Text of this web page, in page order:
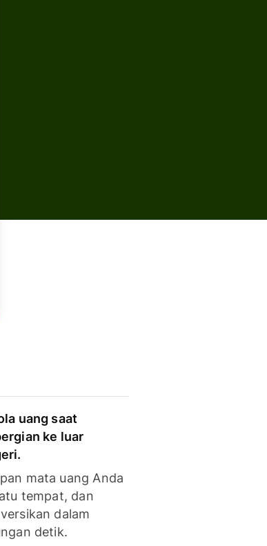
uang saat
ke luar
mata uang Anda
tempat, dan
dalam
detik.